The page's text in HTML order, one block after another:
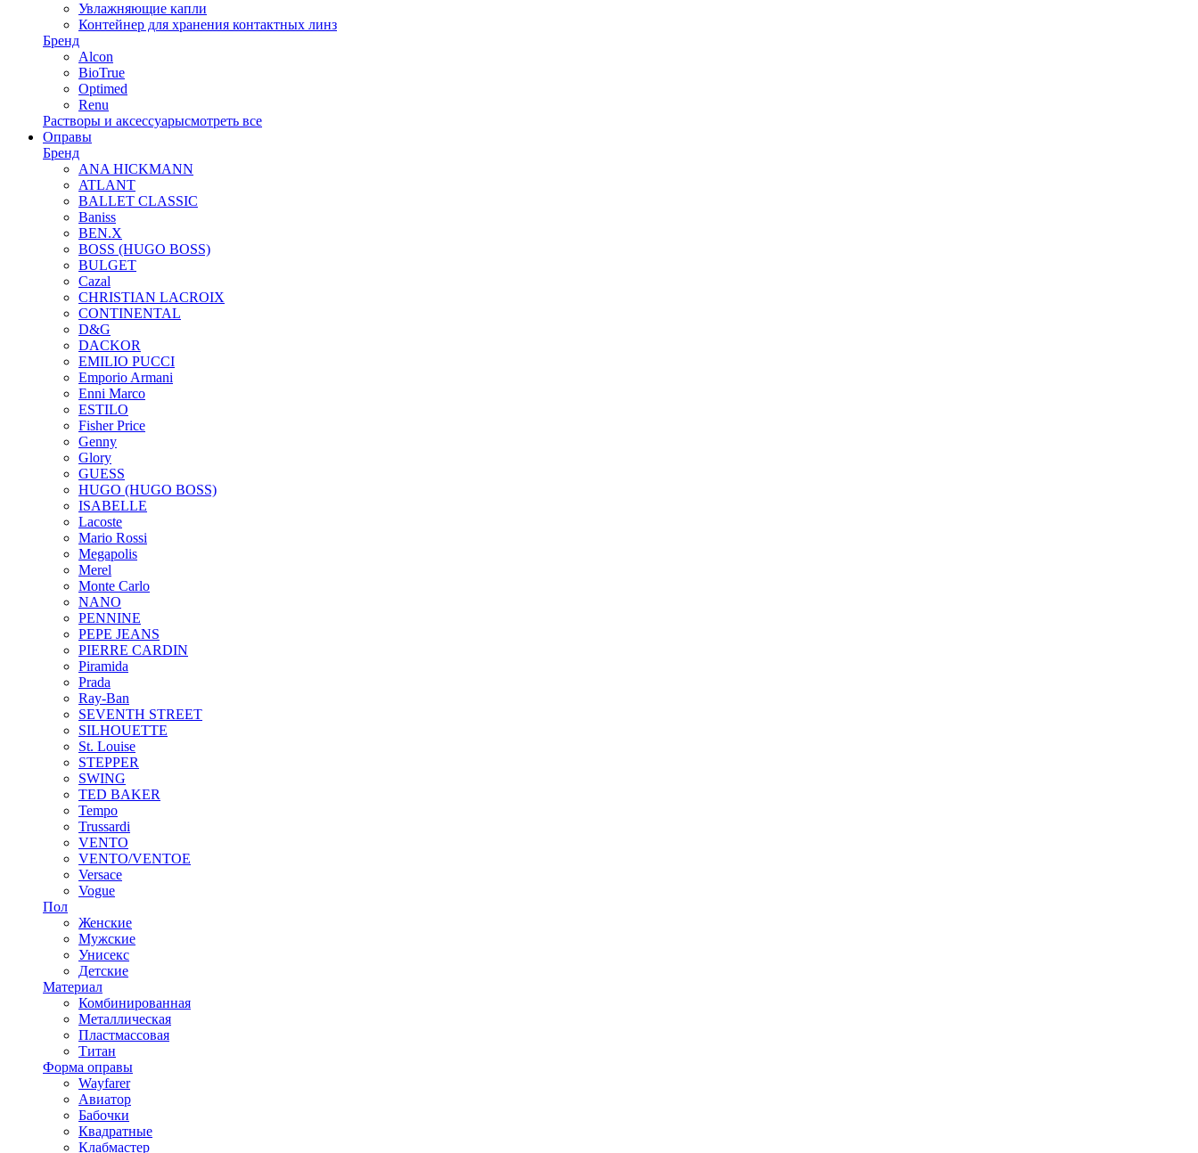
Увлажняющие капли
Контейнер для хранения контактных линз
Бренд
Alcon
BioTrue
Optimed
Renu
Растворы и аксессуарысмотреть все
Оправы
Бренд
ANA HICKMANN
ATLANT
BALLET CLASSIC
Baniss
BEN.X
BOSS (HUGO BOSS)
BULGET
Cazal
CHRISTIAN LACROIX
CONTINENTAL
D&G
DACKOR
EMILIO PUCCI
Emporio Armani
Enni Marco
ESTILO
Fisher Price
Genny
Glory
GUESS
HUGO (HUGO BOSS)
ISABELLE
Lacoste
Mario Rossi
Megapolis
Merel
Monte Carlo
NANO
PENNINE
PEPE JEANS
PIERRE CARDIN
Piramida
Prada
Ray-Ban
SEVENTH STREET
SILHOUETTE
St. Louise
STEPPER
SWING
TED BAKER
Tempo
Trussardi
VENTO
VENTO/VENTOE
Versace
Vogue
Пол
Женские
Мужские
Унисекс
Детские
Материал
Комбинированная
Металлическая
Пластмассовая
Титан
Форма оправы
Wayfarer
Авиатор
Бабочки
Квадратные
Клабмастер